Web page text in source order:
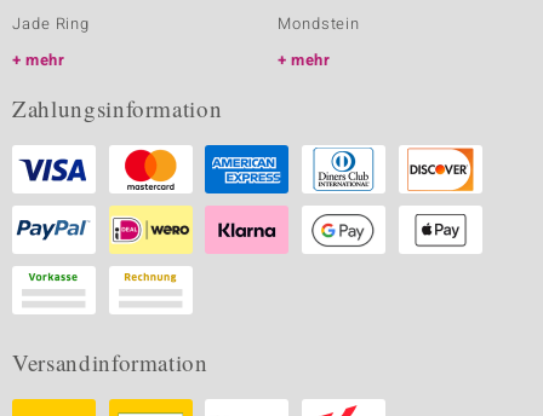
Jade Ring
mehr
Mondstein
mehr
Zahlungsinformation
Versandinformation